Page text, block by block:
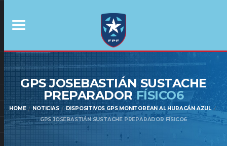
GPS JOSEBASTIÁN SUSTACHE
PREPARADOR FÍSICO6
HOME NOTICIAS
DISPOSITIVOS GPS MONITOREAN AL HURACÁN AZUL
GPS JOSEBASTIÁN SUSTACHE PREPARADOR FÍSICO6